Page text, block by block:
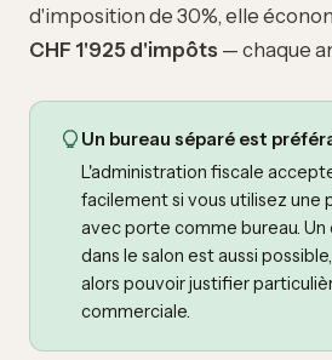
d'imposition de 30%, elle
CHF 1'925 d'impôts — chaque
Un bureau séparé est
L'administration fiscale
facilement si vous utilisez une
avec porte comme bureau.
dans le salon est aussi
alors pouvoir justifier
commerciale.